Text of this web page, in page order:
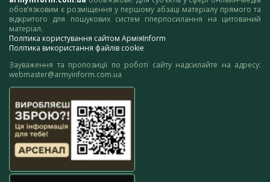
обов’язковим є розміщення у першому абзаці матеріалу прямого та
відкритого для пошукових систем гіперпосилання на цитований
матеріал.
Політика користування сайтом АрміяInform
Політика використання файлів cookie
Зауваження та пропозиції по роботі сайту надсилайте на адресу:
webmaster@armyinform.com.ua